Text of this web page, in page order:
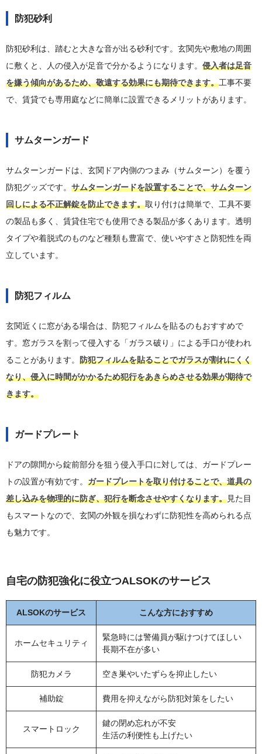
防犯砂利
防犯砂利は、踏むと大きな音が出る砂利です。玄関先や敷地の周囲
に敷くと、人の侵入が足音で分かるようになります。 侵入者は足音
を嫌う傾向があるため、敬遠する効果にも期待できます。工事不要
で、賃貸でも専用庭などに簡単に設置できるメリットがあります。
サムターンガード
サムターンガードは、玄関ドア内側のつまみ（サムターン）を覆う
防犯グッズです。 サムターンガードを設置することで、サムターン
回しによる不正解錠を防止できます。取り付けは簡単で、工具不要
の製品も多く、賃貸住宅でも使用できる製品が多くあります。透明
タイプや着脱式のものなど種類も豊富で、使いやすさと防犯性を両
立しています。
防犯フィルム
玄関近くに窓がある場合は、防犯フィルムを貼るのもおすすめで
す。窓ガラスを割って侵入する「ガラス破り」による手口が使われ
ることがあります。 防犯フィルムを貼ることでガラスが割れにくく
なり、侵入に時間がかかるため犯行をあきらめさせる効果が期待で
きます。
ガードプレート
ドアの隙間から錠前部分を狙う侵入手口に対しては、ガードプレー
トの設置が有効です。 ガードプレートを取り付けることで、道具の
差し込みを物理的に防ぎ、犯行を断念させやすくなります。見た目
もスマートなので、玄関の外観を損なわずに防犯性を高められる点
も魅力です。
自宅の防犯強化に役立つALSOKのサービス
ALSOKのサービス こんな方におすすめ
ホームセキュリティ
緊急時には警備員が駆けつけてほしい
長期不在が多い
防犯カメラ 空き巣やいたずらを抑止したい
補助錠 費用を抑えながら防犯対策をしたい
スマートロック
鍵の閉め忘れが不安
生活の利便性も上げたい